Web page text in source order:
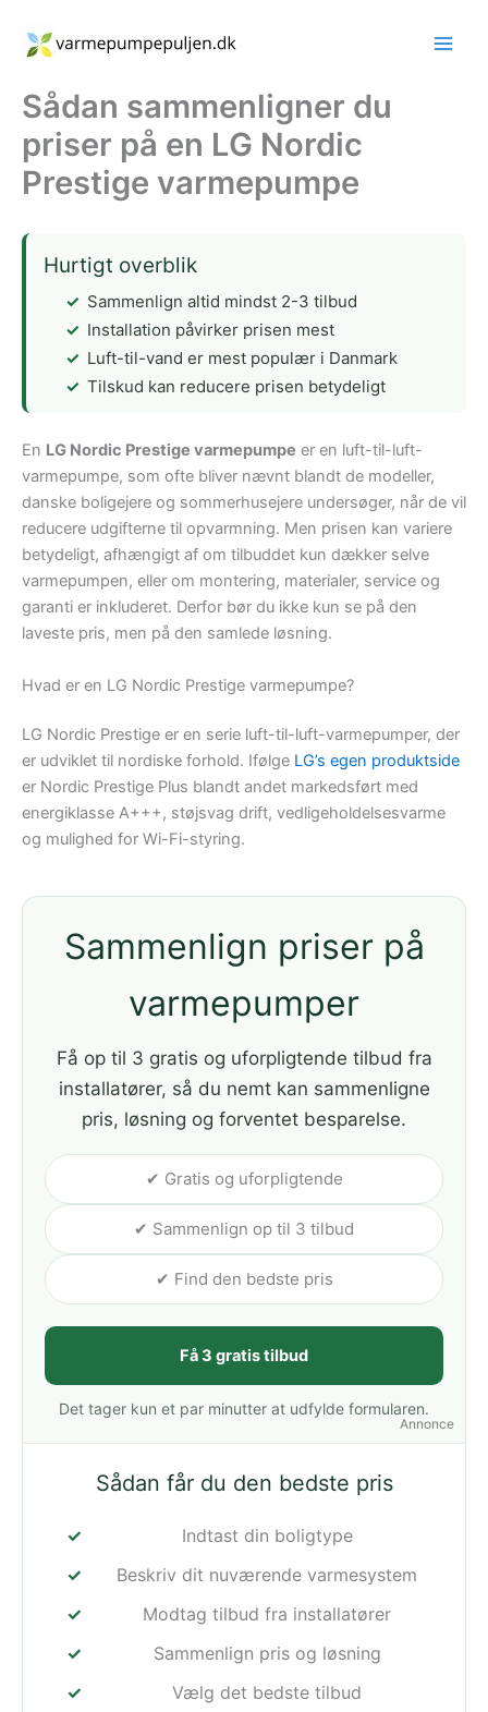
indholdet
Sådan sammenligner du
priser på en LG Nordic
Prestige varmepumpe
Hurtigt overblik
Sammenlign altid mindst 2-3 tilbud
Installation påvirker prisen mest
Luft-til-vand er mest populær i Danmark
Tilskud kan reducere prisen betydeligt
En LG Nordic Prestige varmepumpe er en luft-til-luft-
varmepumpe, som ofte bliver nævnt blandt de modeller,
danske boligejere og sommerhusejere undersøger, når de vil
reducere udgifterne til opvarmning. Men prisen kan variere
betydeligt, afhængigt af om tilbuddet kun dækker selve
varmepumpen, eller om montering, materialer, service og
garanti er inkluderet. Derfor bør du ikke kun se på den
laveste pris, men på den samlede løsning.
Hvad er en LG Nordic Prestige varmepumpe?
LG Nordic Prestige er en serie luft-til-luft-varmepumper, der
er udviklet til nordiske forhold. Ifølge LG’s egen produktside
er Nordic Prestige Plus blandt andet markedsført med
energiklasse A+++, støjsvag drift, vedligeholdelsesvarme
og mulighed for Wi-Fi-styring.
Annonce
Sammenlign priser på
varmepumper
Få op til 3 gratis og uforpligtende tilbud fra
installatører, så du nemt kan sammenligne
pris, løsning og forventet besparelse.
✔ Gratis og uforpligtende
✔ Sammenlign op til 3 tilbud
✔ Find den bedste pris
Få 3 gratis tilbud
Det tager kun et par minutter at udfylde formularen.
Sådan får du den bedste pris
Indtast din boligtype
Beskriv dit nuværende varmesystem
Modtag tilbud fra installatører
Sammenlign pris og løsning
Vælg det bedste tilbud